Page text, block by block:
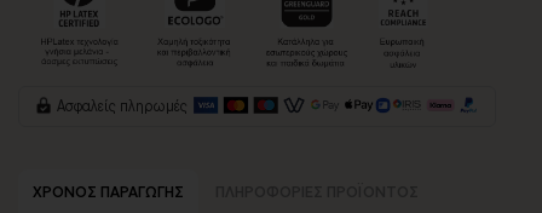
Ασφαλείς πληρωμές
ΧΡΟΝΟΣ ΠΑΡΑΓΩΓΗΣ